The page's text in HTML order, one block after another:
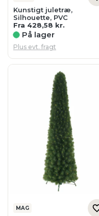
Kunstigt juletræ,
Silhouette, PVC
Fra 428,58 kr.
På lager
Plus evt. fragt
MAG